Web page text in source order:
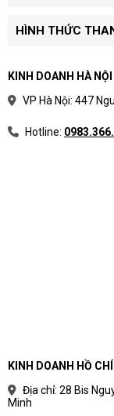
HÌNH THỨC
KINH DOANH HÀ NỘI
VP Hà Nội: 447
Hotline:
KINH DOANH HỒ
Địa chỉ: 28 Bis
Minh